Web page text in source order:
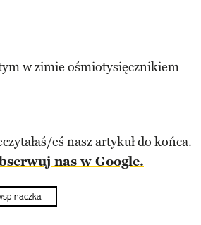
w zimie ośmiotysięcznikiem
eś nasz artykuł do końca.
nas w Google.